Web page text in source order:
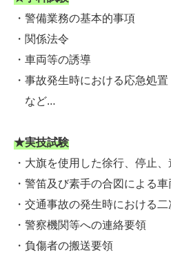
・警備業務の基本的事項
・関係法令
・車両等の誘導
・事故発生時における応急処置
など…
★実技試験
・大旗を使用した徐行、停止
・警笛及び素手の合図による
・交通事故の発生時における
・警察機関等への連絡要領
・負傷者の搬送要領